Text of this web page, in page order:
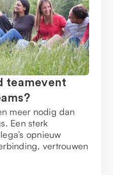
teamevent
meer nodig dan
Een sterk
opnieuw
vertrouwen